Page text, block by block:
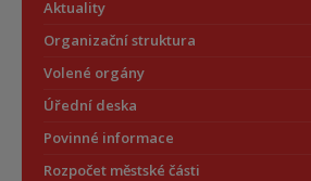
Aktuality
Organizační struktura
Volené orgány
Úřední deska
Povinné informace
Rozpočet městské části